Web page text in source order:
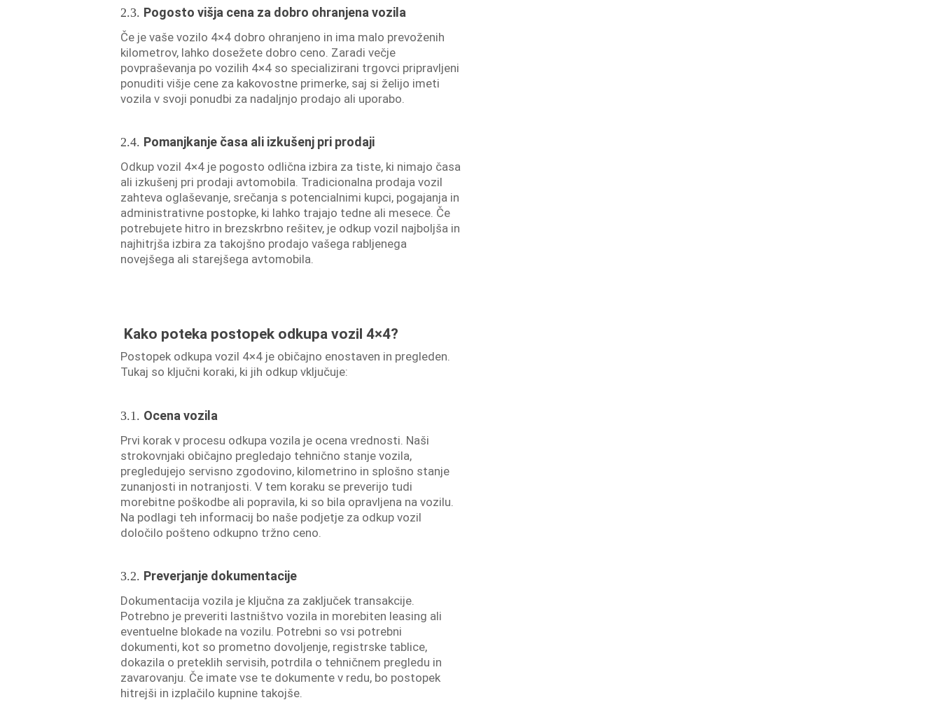
2.3. Pogosto višja cena za dobro ohranjena vozila
Če je vaše vozilo 4×4 dobro ohranjeno in ima malo prevoženih
kilometrov, lahko dosežete dobro ceno. Zaradi večje
povpraševanja po vozilih 4×4 so specializirani trgovci pripravljeni
ponuditi višje cene za kakovostne primerke, saj si želijo imeti
vozila v svoji ponudbi za nadaljnjo prodajo ali uporabo.
2.4. Pomanjkanje časa ali izkušenj pri prodaji
Odkup vozil 4×4 je pogosto odlična izbira za tiste, ki nimajo časa
ali izkušenj pri prodaji avtomobila. Tradicionalna prodaja vozil
zahteva oglaševanje, srečanja s potencialnimi kupci, pogajanja in
administrativne postopke, ki lahko trajajo tedne ali mesece. Če
potrebujete hitro in brezskrbno rešitev, je odkup vozil najboljša in
najhitrjša izbira za takojšno prodajo vašega rabljenega
novejšega ali starejšega avtomobila.
Kako poteka postopek odkupa vozil 4×4?
Postopek odkupa vozil 4×4 je običajno enostaven in pregleden.
Tukaj so ključni koraki, ki jih odkup vključuje:
3.1. Ocena vozila
Prvi korak v procesu odkupa vozila je ocena vrednosti. Naši
strokovnjaki običajno pregledajo tehnično stanje vozila,
pregledujejo servisno zgodovino, kilometrino in splošno stanje
zunanjosti in notranjosti. V tem koraku se preverijo tudi
morebitne poškodbe ali popravila, ki so bila opravljena na vozilu.
Na podlagi teh informacij bo naše podjetje za odkup vozil
določilo pošteno odkupno tržno ceno.
3.2. Preverjanje dokumentacije
Dokumentacija vozila je ključna za zaključek transakcije.
Potrebno je preveriti lastništvo vozila in morebiten leasing ali
eventuelne blokade na vozilu. Potrebni so vsi potrebni
dokumenti, kot so prometno dovoljenje, registrske tablice,
dokazila o preteklih servisih, potrdila o tehničnem pregledu in
zavarovanju. Če imate vse te dokumente v redu, bo postopek
hitrejši in izplačilo kupnine takojše.